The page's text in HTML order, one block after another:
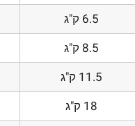
6.5 ק"ג
8.5 ק"ג
11.5 ק"ג
18 ק"ג